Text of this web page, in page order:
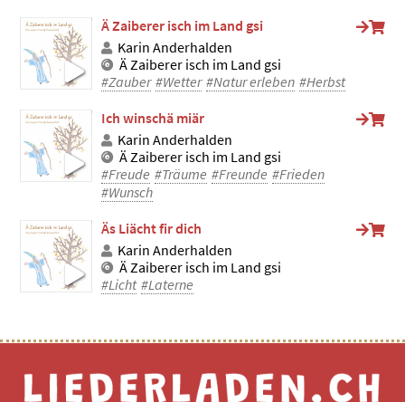
Ä Zaiberer isch im Land gsi
Karin Anderhalden
Ä Zaiberer isch im Land gsi
#Zauber #Wetter #Natur erleben #Herbst
Ich winschä miär
Karin Anderhalden
Ä Zaiberer isch im Land gsi
#Freude #Träume #Freunde #Frieden
#Wunsch
Äs Liächt fir dich
Karin Anderhalden
Ä Zaiberer isch im Land gsi
#Licht #Laterne